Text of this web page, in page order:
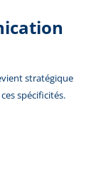
stratégique
spécificités.